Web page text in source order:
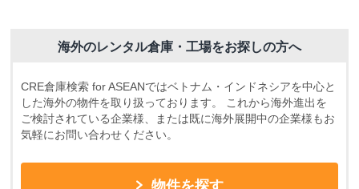
海外のレンタル倉庫・工場をお探しの方へ
CRE倉庫検索 for ASEANではベトナム・インドネシアを中心と
した海外の物件を取り扱っております。
これから海外進出を
ご検討されている企業様、または既に海外展開中の企業様もお
気軽にお問い合わせください。